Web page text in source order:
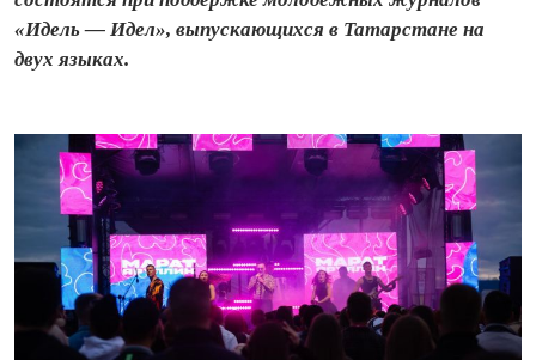
«Идель — Идел», выпускающихся в Татарстане на
двух языках.